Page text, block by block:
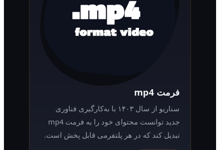
سناریو از سال ۱۴۰۳ با به‌کارگیری فناوری
جدید توانست محتوای خود را به فرمت mp4
تبدیل کند که در هر پلتفرمی قابل پخش است.